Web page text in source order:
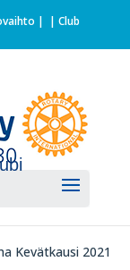
| | Club
Kevätkausi 2021